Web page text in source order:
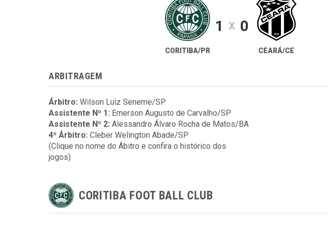
CORITIBA/PR
1 X 0
CEARÁ/CE
ARBITRAGEM
Árbitro: Wilson Luiz Seneme/SP
Assistente Nº 1: Emerson Augusto de Carvalho/SP
Assistente Nº 2: Alessandro Álvaro Rocha de Matos/BA
4º Árbitro: Cleber Welington Abade/SP
(Clique no nome do Ábitro e confira o histórico dos
jogos)
CORITIBA FOOT BALL CLUB